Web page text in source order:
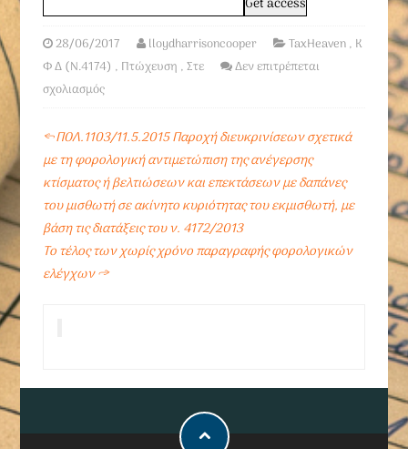
28/06/2017 lloydharrisoncooper TaxHeaven, Κ
Φ Δ (Ν.4174) , Πτώχευση ,Στε
Δεν επιτρέπεται
σχολιασμός
←ΠΟΛ.1103/11.5.2015 Παροχή διευκρινίσεων σχετικά
με τη φορολογική αντιμετώπιση της ανέγερσης
κτίσματος ή βελτιώσεων και επεκτάσεων με δαπάνες
του μισθωτή σε ακίνητο κυριότητας του εκμισθωτή, με
βάση τις διατάξεις του ν. 4172/2013
Το τέλος των χωρίς χρόνο παραγραφής φορολογικών
ελέγχων→